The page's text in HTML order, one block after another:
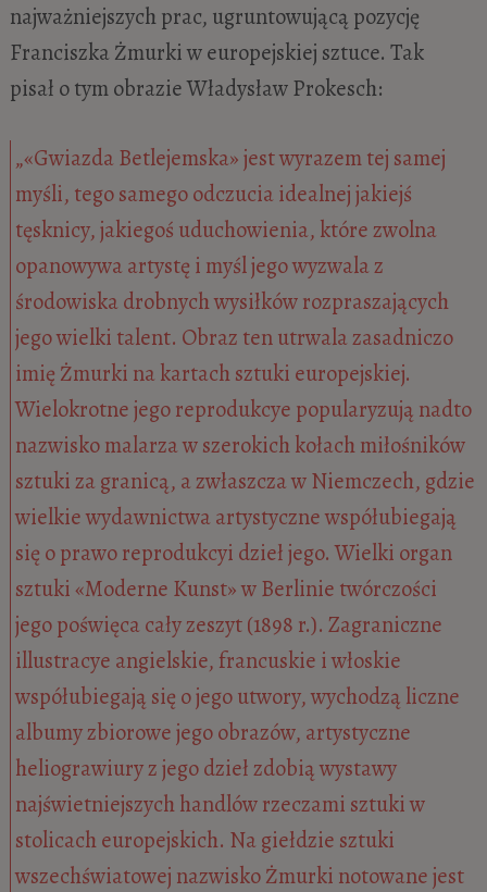
najważniejszych prac, ugruntowującą pozycję
Franciszka Żmurki w europejskiej sztuce. Tak
pisał o tym obrazie Władysław Prokesch:
„«Gwiazda Betlejemska» jest wyrazem tej samej
myśli, tego samego odczucia idealnej jakiejś
tęsknicy, jakiegoś uduchowienia, które zwolna
opanowywa artystę i myśl jego wyzwala z
środowiska drobnych wysiłków rozpraszających
jego wielki talent. Obraz ten utrwala zasadniczo
imię Żmurki na kartach sztuki europejskiej.
Wielokrotne jego reprodukcye popularyzują nadto
nazwisko malarza w szerokich kołach miłośników
sztuki za granicą, a zwłaszcza w Niemczech, gdzie
wielkie wydawnictwa artystyczne współubiegają
się o prawo reprodukcyi dzieł jego. Wielki organ
sztuki «Moderne Kunst» w Berlinie twórczości
jego poświęca cały zeszyt (1898 r.). Zagraniczne
illustracye angielskie, francuskie i włoskie
współubiegają się o jego utwory, wychodzą liczne
albumy zbiorowe jego obrazów, artystyczne
heliograwiury z jego dzieł zdobią wystawy
najświetniejszych handlów rzeczami sztuki w
stolicach europejskich. Na giełdzie sztuki
wszechświatowej nazwisko Żmurki notowane jest